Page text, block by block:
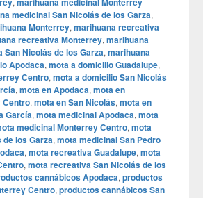
medicinal San Nicolás de los Garza,
Monterrey, marihuana recreativa
recreativa Monterrey, marihuana
Nicolás de los Garza, marihuana
Apodaca, mota a domicilio Guadalupe,
Centro, mota a domicilio San Nicolás
, mota en Apodaca, mota en
Centro, mota en San Nicolás, mota en
García, mota medicinal Apodaca, mota
medicinal Monterrey Centro, mota
los Garza, mota medicinal San Pedro
, mota recreativa Guadalupe, mota
, mota recreativa San Nicolás de los
cannábicos Apodaca, productos
Centro, productos cannábicos San